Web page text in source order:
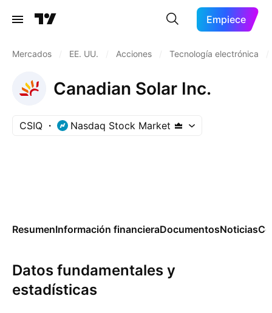
Empiece
Mercados EE. UU. Acciones Tecnología electrónica
Canadian Solar Inc.
CSIQ Nasdaq Stock Market
ResumenInformación financieraDocumentosNoticias
Datos fundamentales y
estadísticas